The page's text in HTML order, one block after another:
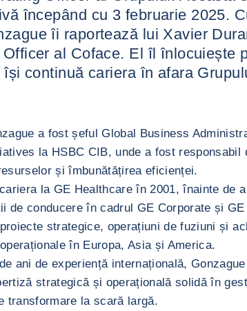
începând cu 3 februarie 2025.
îi raportează lui Xavier
al Coface. El îl înlocuiește
își continuă cariera în afara
a fost șeful Global Business
la HSBC CIB, unde a fost responsabil
și îmbunătățirea eficienței.
la GE Healthcare în 2001, înainte de
de conducere în cadrul GE Corporate și
strategice, operațiuni de fuziuni și
în Europa, Asia și America.
ani de experiență internațională,
strategică și operațională solidă în
transformare la scară largă.